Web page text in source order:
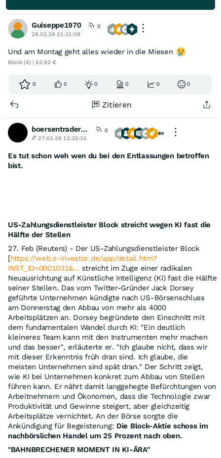
Guiseppe1970
0
28.02.26 21:31:09
Und am Montag geht alles wieder in die Miesen
Block (A) | 53,92 €
0 0 0 0 0 0
Zitieren
boersentrader02
0
27.02.26 12:35:31
Es tut schon weh wen du bei den Entlassungen betroffen
bist.
US-Zahlungsdienstleister Block streicht wegen KI fast die
Hälfte der Stellen
27. Feb (Reuters) - Der US-Zahlungsdienstleister Block
[https://web.s-investor.de/app/detail.htm?
INST_ID=0001031&… streicht im Zuge einer radikalen
Neuausrichtung auf Künstliche Intelligenz (KI) fast die Hälfte
seiner Stellen. Das vom Twitter-Gründer Jack Dorsey
geführte Unternehmen kündigte nach US-Börsenschluss
am Donnerstag den Abbau von mehr als 4000
Arbeitsplätzen an. Dorsey begründete den Einschnitt mit
dem fundamentalen Wandel durch KI: "Ein deutlich
kleineres Team kann mit den Instrumenten mehr machen
und das besser", erläuterte er. "Ich glaube nicht, dass wir
mit dieser Erkenntnis früh dran sind. Ich glaube, die
meisten Unternehmen sind spät dran." Der Schritt zeigt,
wie KI bei Unternehmen konkret zum Abbau von Stellen
führen kann. Er nährt damit langgehegte Befürchtungen von
Arbeitnehmern und Ökonomen, dass die Technologie zwar
Produktivität und Gewinne steigert, aber gleichzeitig
Arbeitsplätze vernichtet. An der Börse sorgte die
Ankündigung für Begeisterung: Die Block-Aktie schoss im
nachbörslichen Handel um 25 Prozent nach oben.
"BAHNBRECHENER MOMENT IN KI-ÄRA"